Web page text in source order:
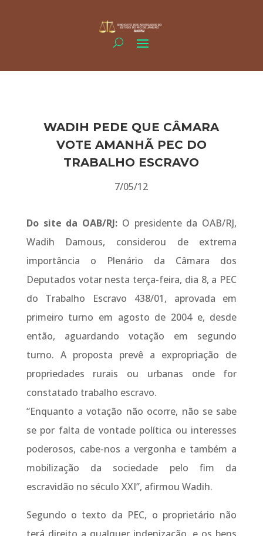
WADIH PEDE QUE CÂMARA
VOTE AMANHÃ PEC DO
TRABALHO ESCRAVO
7/05/12
Do site da OAB/RJ: O presidente da OAB/RJ,
Wadih Damous, considerou de extrema
importância o Plenário da Câmara dos
Deputados votar nesta terça-feira, dia 8, a PEC
do Trabalho Escravo 438/01, aprovada em
primeiro turno em agosto de 2004 e, desde
então, aguardando votação em segundo
turno. A proposta prevê a expropriação de
propriedades rurais ou urbanas onde for
constatado trabalho escravo.
“Enquanto a votação não ocorre, não se sabe
se por falta de vontade política ou interesses
poderosos, cabe-nos a vergonha e também a
mobilização da sociedade pelo fim da
escravidão no século XXI”, afirmou Wadih.
Segundo o texto da PEC, o proprietário não